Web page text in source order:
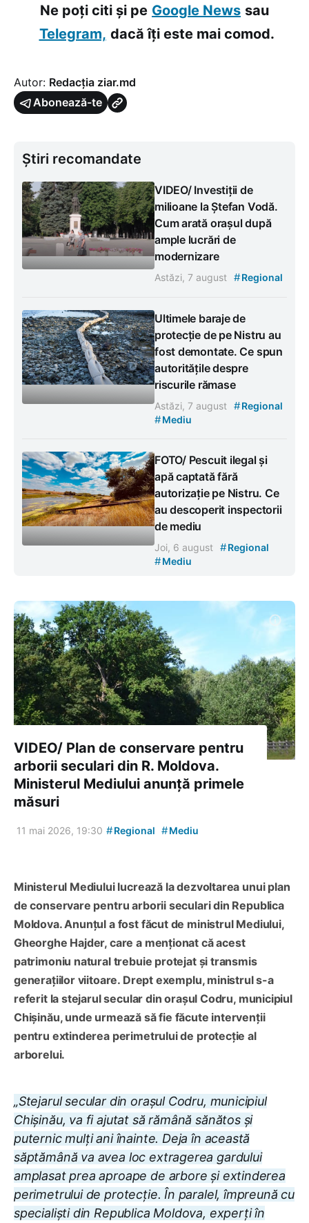
Ne poți citi și pe Google News sau
Telegram, dacă îți este mai comod.
Autor: Redacția ziar.md
Abonează-te
Știri recomandate
VIDEO/ Investiții de
milioane la Ștefan Vodă.
Cum arată orașul după
ample lucrări de
modernizare
Astăzi, 7 august #Regional
Ultimele baraje de
protecție de pe Nistru au
fost demontate. Ce spun
autoritățile despre
riscurile rămase
Astăzi, 7 august #Regional
#Mediu
FOTO/ Pescuit ilegal și
apă captată fără
autorizație pe Nistru. Ce
au descoperit inspectorii
de mediu
Joi, 6 august #Regional
#Mediu
VIDEO/ Plan de conservare pentru
arborii seculari din R. Moldova.
Ministerul Mediului anunță primele
măsuri
11 mai 2026, 19:30 #Regional #Mediu
Ministerul Mediului lucrează la dezvoltarea unui plan
de conservare pentru arborii seculari din Republica
Moldova. Anunțul a fost făcut de ministrul Mediului,
Gheorghe Hajder, care a menționat că acest
patrimoniu natural trebuie protejat și transmis
generațiilor viitoare. Drept exemplu, ministrul s-a
referit la stejarul secular din orașul Codru, municipiul
Chișinău, unde urmează să fie făcute intervenții
pentru extinderea perimetrului de protecție al
arborelui.
„Stejarul secular din orașul Codru, municipiul
Chișinău, va fi ajutat să rămână sănătos și
puternic mulți ani înainte. Deja în această
săptămână va avea loc extragerea gardului
amplasat prea aproape de arbore și extinderea
perimetrului de protecție. În paralel, împreună cu
specialiști din Republica Moldova, experți în